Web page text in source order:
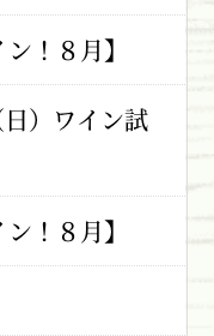
！８月】
）ワイン試
！８月】